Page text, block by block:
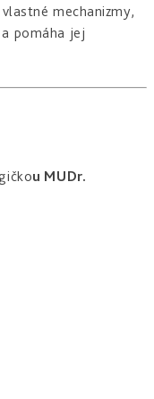
mechanizmy,
pomáha jej
u MUDr.